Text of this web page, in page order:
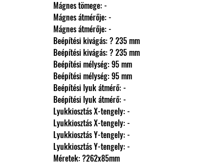
                Mágnes tömege: -
                Mágnes átmérője: -
                Mágnes átmérője: -
                Beépítési kivágás: ? 235 mm
                Beépítési kivágás: ? 235 mm
                Beépítési mélység: 95 mm
                Beépítési mélység: 95 mm
                Beépítési lyuk átmérő: -
                Beépítési lyuk átmérő: -
                Lyukkiosztás X-tengely: -
                Lyukkiosztás X-tengely: -
                Lyukkiosztás Y-tengely: -
                Lyukkiosztás Y-tengely: -
                Méretek: ?262x85mm